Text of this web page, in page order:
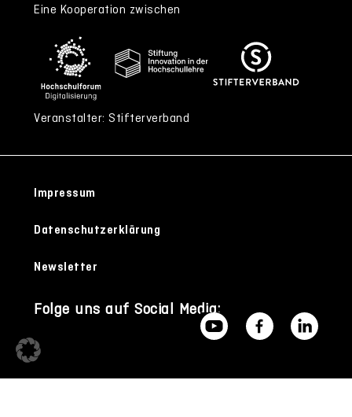
Eine Kooperation zwischen
Veranstalter: Stifterverband
Impressum
Datenschutzerklärung
Newsletter
Folge uns auf Social Media: